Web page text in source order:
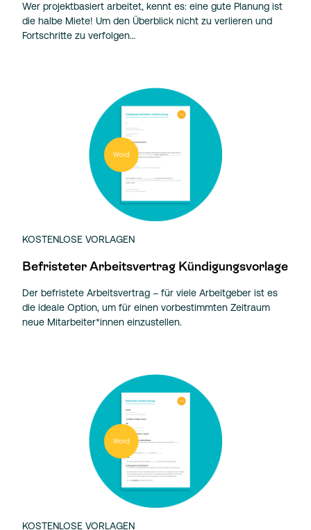
Wer projektbasiert arbeitet, kennt es: eine gute Planung ist
die halbe Miete! Um den Überblick nicht zu verlieren und
Fortschritte zu verfolgen…
KOSTENLOSE VORLAGEN
Befristeter Arbeitsvertrag Kündigungsvorlage
Der befristete Arbeitsvertrag – für viele Arbeitgeber ist es
die ideale Option, um für einen vorbestimmten Zeitraum
neue Mitarbeiter*innen einzustellen.
KOSTENLOSE VORLAGEN